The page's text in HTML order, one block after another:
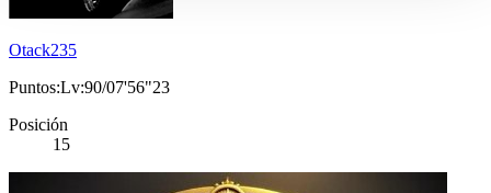
Otack235
Puntos:Lv:90/07'56"23
Posición
15